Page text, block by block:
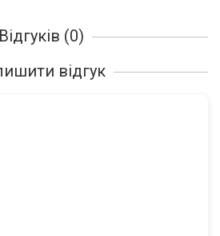
Відгуків (0)
відгук